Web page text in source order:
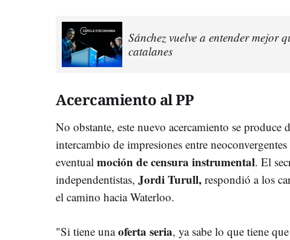
Sánchez vuelve a entender mejor
catalanes
Acercamiento al PP
No obstante, este nuevo acercamiento se produce
intercambio de impresiones entre
eventual moción de censura instrumental. El
independentistas, Jordi Turull, respondió a los
el camino hacia Waterloo.
"Si tiene unaoferta seria, ya sabe lo que tiene